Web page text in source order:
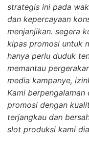
strategis ini pada
dan kepercayaan
menjanjikan. segera
kipas promosi untuk
hanya perlu duduk
memantau
media kampanye,
Kami
promosi dengan
terjangkau dan
slot produksi kami